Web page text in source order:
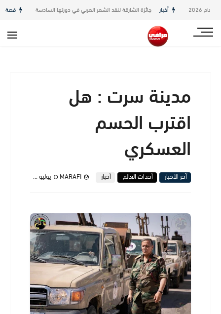
جائزة الشارقة لنقد الشعر العربي في دورتها السادسة
مدينة سرت : هل
اقترب الحسم
العسكري
آخر الأخبار أحداث العالم أخبار MARAFI يوليو 20, 2020